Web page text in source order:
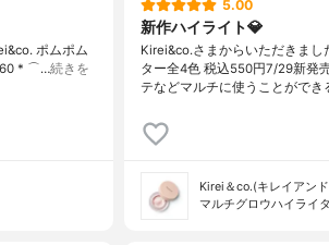
ポムポム
* ⌒…続きを
5.00
新作ハイライト💎
Kirei&co.さまからいただきまし
ター全4色 税込550円7/29新発
テなどマルチに使うことがで
Kirei＆co.(キレイアン
マルチグロウハイライ